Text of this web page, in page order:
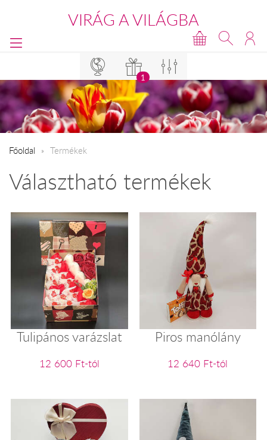
VIRÁG A VILÁGBA
1
Főoldal Termékek
Választható termékek
Tulipános varázslat
12 600 Ft-tól
Piros manólány
12 640 Ft-tól